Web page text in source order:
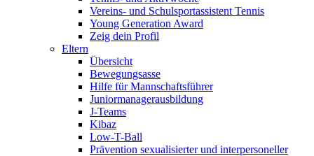
Vereins- und Schulsportassistent Tennis
Young Generation Award
Zeig dein Profil
Eltern
Übersicht
Bewegungsasse
Hilfe für Mannschaftsführer
Juniormanagerausbildung
J-Teams
Kibaz
Low-T-Ball
Prävention sexualisierter und interpersoneller